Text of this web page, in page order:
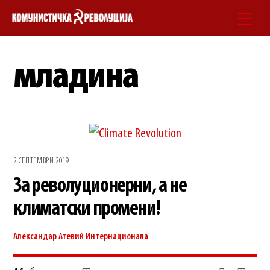
Skip
младина
2 СЕПТЕМВРИ 2019
За револуционерни, а не
климатски промени!
Александар Атевиќ Интернационала